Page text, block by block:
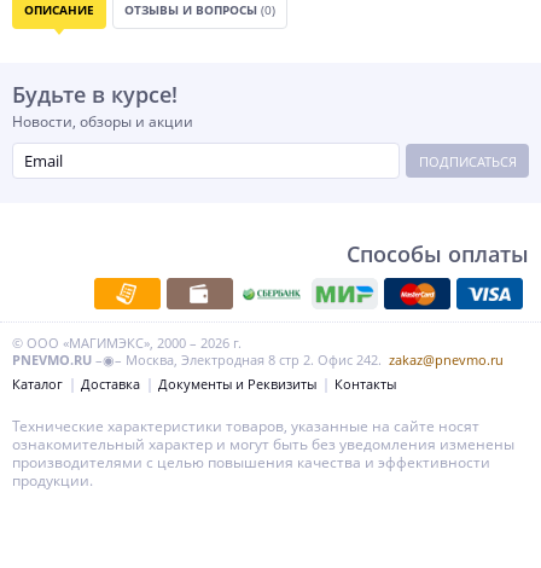
ОПИСАНИЕ ОТЗЫВЫ И ВОПРОСЫ (0)
Будьте в курсе!
Новости, обзоры и акции
ПОДПИСАТЬСЯ
Способы оплаты
© ООО «МАГИМЭКС», 2000 – 2026 г.
PNEVMO.RU –◉– Москва, Электродная 8 стр 2. Офис 242. zakaz@pnevmo.ru
Каталог
Доставка Документы и Реквизиты Контакты
Технические характеристики товаров, указанные на сайте носят
ознакомительный характер и могут быть без уведомления изменены
производителями с целью повышения качества и эффективности
продукции.